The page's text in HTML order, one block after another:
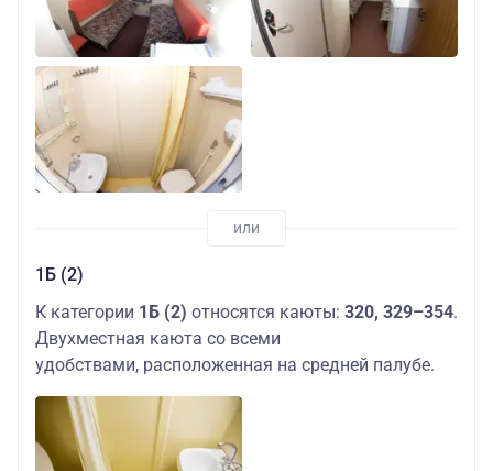
1Б (2)
К категории 1Б (2) относятся каюты: 320, 329–354.
Двухместная каюта со всеми
удобствами, расположенная на средней палубе.